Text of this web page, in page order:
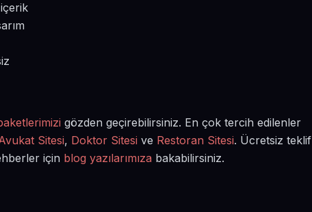
gözden geçirebilirsiniz. En çok tercih edilenler
Sitesi, Doktor Sitesi ve Restoran Sitesi. Ücretsiz teklif
için blog yazılarımıza bakabilirsiniz.